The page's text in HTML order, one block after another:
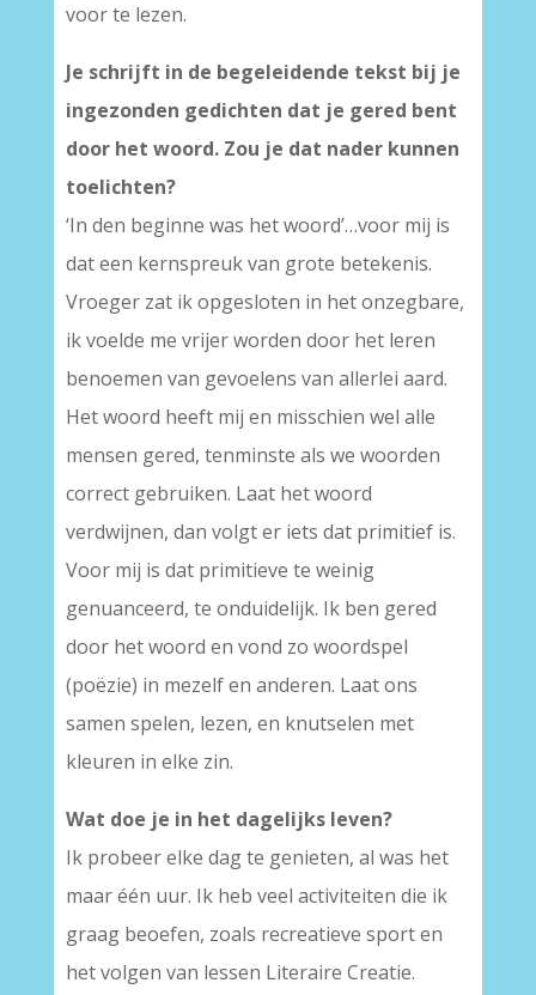
voor te lezen.
Je schrijft in de begeleidende tekst bij je
ingezonden gedichten dat je gered bent
door het woord. Zou je dat nader kunnen
toelichten?
‘In den beginne was het woord’…voor mij is
dat een kernspreuk van grote betekenis.
Vroeger zat ik opgesloten in het onzegbare,
ik voelde me vrijer worden door het leren
benoemen van gevoelens van allerlei aard.
Het woord heeft mij en misschien wel alle
mensen gered, tenminste als we woorden
correct gebruiken. Laat het woord
verdwijnen, dan volgt er iets dat primitief is.
Voor mij is dat primitieve te weinig
genuanceerd, te onduidelijk. Ik ben gered
door het woord en vond zo woordspel
(poëzie) in mezelf en anderen. Laat ons
samen spelen, lezen, en knutselen met
kleuren in elke zin.
Wat doe je in het dagelijks leven?
Ik probeer elke dag te genieten, al was het
maar één uur. Ik heb veel activiteiten die ik
graag beoefen, zoals recreatieve sport en
het volgen van lessen Literaire Creatie.